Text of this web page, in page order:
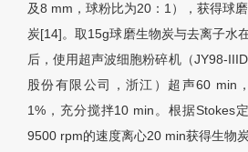
及8 mm，球粉比为20：1），获得球
炭[14]。取15g球磨生物炭与去离子水
后，使用超声波细胞粉碎机（JY98-
股份有限公司，浙江）超声60 min
1%，充分搅拌10 min。根据Stokes
9500 rpm的速度离心20 min获得生物